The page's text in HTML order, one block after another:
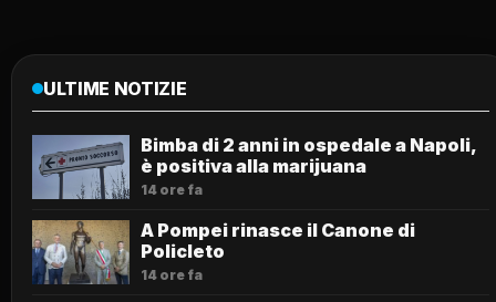
ULTIME NOTIZIE
Bimba di 2 anni in ospedale a Napoli,
è positiva alla marijuana
14 ore fa
A Pompei rinasce il Canone di
Policleto
14 ore fa